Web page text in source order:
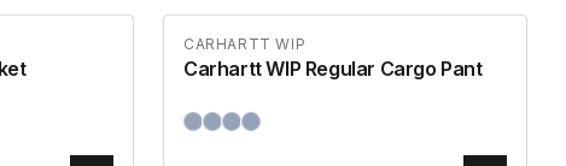
CARHARTT WIP
Carhartt WIP Regular Cargo Pant